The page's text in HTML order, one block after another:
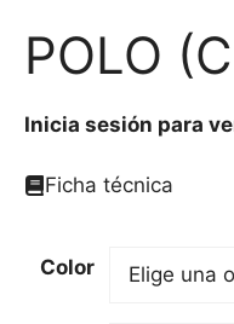
POLO
Inicia sesión para
Ficha técnica
Color